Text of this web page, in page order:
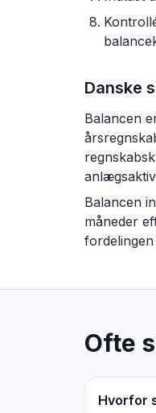
Danske
Balancen
Balancen
måneder
Ofte
Hvorfor